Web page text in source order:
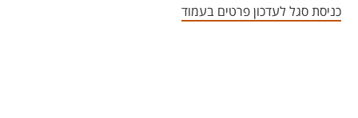
כניסת סגל לעדכון פרטים בעמוד